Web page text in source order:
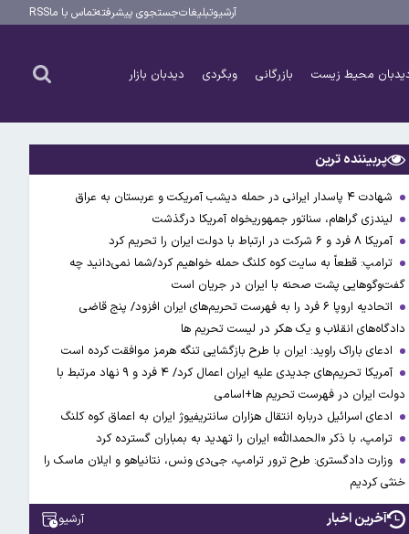
آرشیوتبلیغاتجستجوی پیشرفتهتماس با ماRSS
محیط زیست بازرگانی وبگردی دیدبان بازار
پربیننده ترین
شهادت ۴ پاسدار ایرانی در حمله دیشب آمریکت و عربستان به عراق
لیندزی گراهام، سناتور جمهوریخواه آمریکا درگذشت
آمریکا ۸ فرد و ۶ شرکت در ارتباط با دولت ایران را تحریم کرد
ترامپ: قطعاً به سایت کوه کلنگ حمله خواهیم کرد/شما نمی‌دانید چه
گفت‌وگوهایی پشت صحنه با ایران در جریان است
اتحادیه اروپا ۶ فرد را به فهرست تحریم‌های ایران افزود/ پنج قاضی
دادگاه‌های انقلاب و یک هکر در لیست تحریم ها
ادعای باراک راوید: ایران با طرح بازگشایی تنگه هرمز موافقت کرده است
آمریکا تحریم‌های جدیدی علیه ایران اعمال کرد/ ۴ فرد و ۹ نهاد مرتبط با
دولت ایران در فهرست تحریم ها+اسامی
ادعای اسرائیل درباره انتقال هزاران سانتریفیوژ ایران به اعماق کوه کلنگ
ترامپ، با ذکر «الحمدالله» ایران را تهدید به بمباران گسترده کرد
وزارت دادگستری: طرح ترور ترامپ، جی‌دی ونس، نتانیاهو و ایلان ماسک را
خنثی کردیم
آخرین اخبار آرشیو